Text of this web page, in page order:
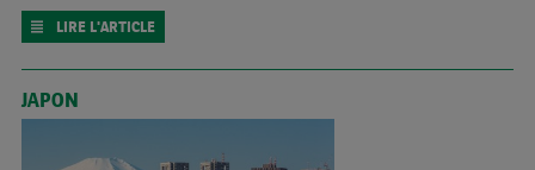
LIRE L'ARTICLE
JAPON